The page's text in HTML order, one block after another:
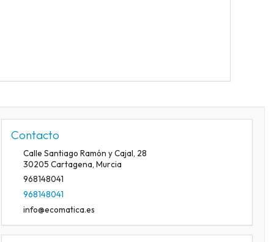
Contacto
Calle Santiago Ramón y Cajal, 28
30205 Cartagena, Murcia
968148041
968148041
info@ecomatica.es